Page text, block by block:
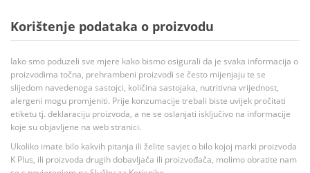
Korištenje podataka o proizvodu
Iako smo poduzeli sve mjere kako bismo osigurali da je svaka informacija o
proizvodima točna, prehrambeni proizvodi se često mijenjaju te se
slijedom navedenoga sastojci, količina sastojaka, nutritivna vrijednost,
alergeni mogu promjeniti. Prije konzumacije trebali biste uvijek pročitati
etiketu tj. deklaraciju proizvoda, a ne se oslanjati isključivo na informacije
koje su objavljene na web stranici.
Ukoliko imate bilo kakvih pitanja ili želite savjet o bilo kojoj marki proizvoda
K Plus, ili proizvoda drugih dobavljača ili proizvođača, molimo obratite nam